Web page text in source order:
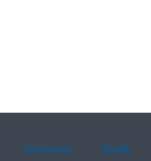
Assistance Ayuda